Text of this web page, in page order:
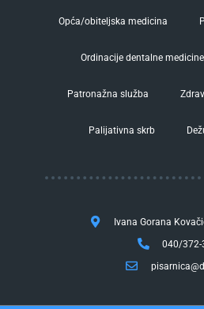
Opća/obiteljska medicina
Ordinacije dentalne medicine
Patronažna služba
Palijativna skrb
Ivana Gorana
040/372-